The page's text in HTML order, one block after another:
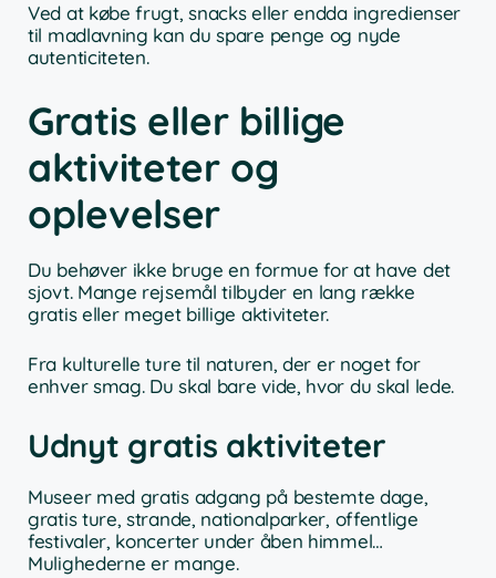
Ved at købe frugt, snacks eller endda ingredienser
til madlavning kan du spare penge og nyde
autenticiteten.
Gratis eller billige
aktiviteter og
oplevelser
Du behøver ikke bruge en formue for at have det
sjovt. Mange rejsemål tilbyder en lang række
gratis eller meget billige aktiviteter.
Fra kulturelle ture til naturen, der er noget for
enhver smag. Du skal bare vide, hvor du skal lede.
Udnyt gratis aktiviteter
Museer med gratis adgang på bestemte dage,
gratis ture, strande, nationalparker, offentlige
festivaler, koncerter under åben himmel…
Mulighederne er mange.